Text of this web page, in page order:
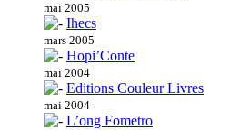
mai 2005
Ihecs
mars 2005
Hopi’Conte
mai 2004
Editions Couleur Livres
mai 2004
L’ong Fometro